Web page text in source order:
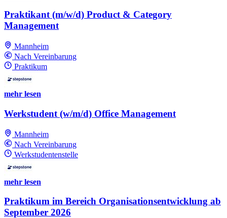
Praktikant (m/w/d) Product & Category
Management
Mannheim
Nach Vereinbarung
Praktikum
mehr lesen
Werkstudent (w/m/d) Office Management
Mannheim
Nach Vereinbarung
Werkstudentenstelle
mehr lesen
Praktikum im Bereich Organisationsentwicklung ab
September 2026